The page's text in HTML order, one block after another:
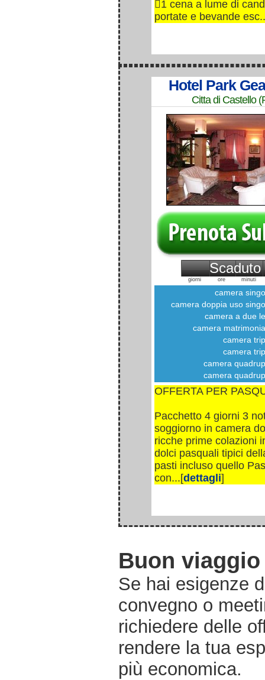
1 cena a lume di
portate e bevande
Hotel Park
Citta di Castello
Scaduto
giorni ore minuti
camera
camera doppia uso
camera a due
camera
camera
camera
camera
camera
OFFERTA PER
Pacchetto 4 giorni 3
soggiorno in camera
ricche prime colazioni
dolci pasquali tipici
pasti incluso quello
con...[dettagli]
Buon viaggio
Se hai esigenze
convegno o
richiedere delle
rendere la tua
più economica.